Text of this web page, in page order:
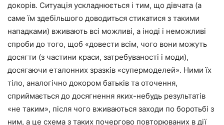
докорів. Ситуація ускладнюється і тим, що дівчата (а
саме їм здебільшого доводиться стикатися з такими
нападками) вживають всі можливі, а іноді і неможливі
спроби до того, щоб «довести всім, чого вони можуть
досягти (з частини краси, затребуваності і моди),
досягаючи еталонних зразків «супермоделей». Ними їх
тіло, аналогічно докором батьків та оточення,
сприймається до досягнення яких-небудь результатів
«не таким», після чого вживаються заходи по боротьбі з
ним, а це схема з таких почергово повторюваних в дії